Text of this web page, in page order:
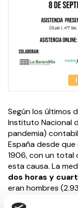
Según los últimos
Instituto Nacional
pandemia)
España desde
1906, con un total
esta causa. La
dos horas y
eran hombres